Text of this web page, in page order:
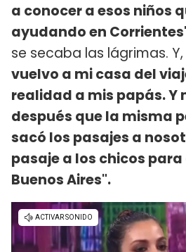
a conocer a esos niños
ayudando en
se secaba las lágrimas.
vuelvo a mi casa del
realidad a mis papás. Y
después que la misma
sacó los pasajes a
pasaje a los chicos
Buenos Aires".